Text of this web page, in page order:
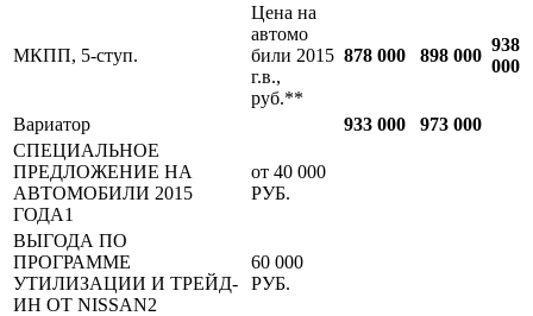
МКПП, 5-ступ.
Цена на
автомо
били 2015
г.в.,
руб.**
878 000 898 000
938
000
Вариатор 933 000
973 000
СПЕЦИАЛЬНОЕ
ПРЕДЛОЖЕНИЕ НА
АВТОМОБИЛИ 2015
ГОДА1
от 40 000
РУБ.
ВЫГОДА ПО
ПРОГРАММЕ
УТИЛИЗАЦИИ И ТРЕЙД-
ИН ОТ NISSAN2
60 000
РУБ.